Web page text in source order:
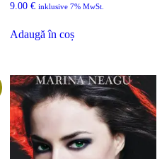
9.00 € inklusive 7% MwSt.
Adaugă în coș